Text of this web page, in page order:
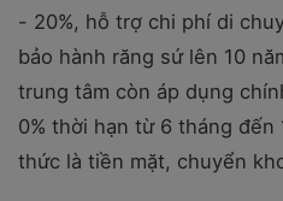
- 20%, hỗ trợ chi phí di
bảo hành răng sứ lên 10
trung tâm còn áp dụng
0% thời hạn từ 6 tháng
thức là tiền mặt, chuyển